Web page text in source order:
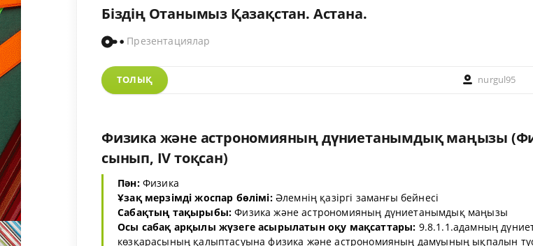
Біздің Отанымыз Қазақстан. Астана.
Презентациялар
ТОЛЫҚ nurgul95
Физика және астрономияның дүниетанымдық маңызы
сынып, IV тоқсан)
Пән:Физика
Ұзақ мерзімді жоспар бөлімі:Әлемнің қазіргі заманғы бейнесі
Сабақтың тақырыбы: Физика және астрономияның дүниетанымдық маңызы
Осы сабақ арқылы жүзеге асырылатын оқу мақсаттары: 9.8.1.1.адамның
көзқарасының қалыптасуына физика және астрономияның дамуының ықпалын